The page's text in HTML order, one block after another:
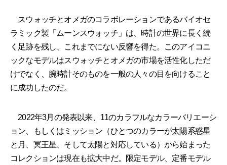
スウォッチとオメガのコラボレーションであるバイオセ
ラミック製「ムーンスウォッチ」は、時計の世界に長く続
く足跡を残し、これまでにない反響を得た。このアイコニ
ックなモデルはスウォッチとオメガの市場を活性化しただ
けでなく、腕時計そのものを一般の人々の目を向けること
に成功したのだ。
2022年3月の発表以来、11のカラフルなカラーバリエーシ
ョン、もしくはミッション（ひとつのカラーが太陽系惑星
と月、冥王星、そして太陽と対応している）から始まった
コレクションは現在も拡大中だ。限定モデル、定番モデル